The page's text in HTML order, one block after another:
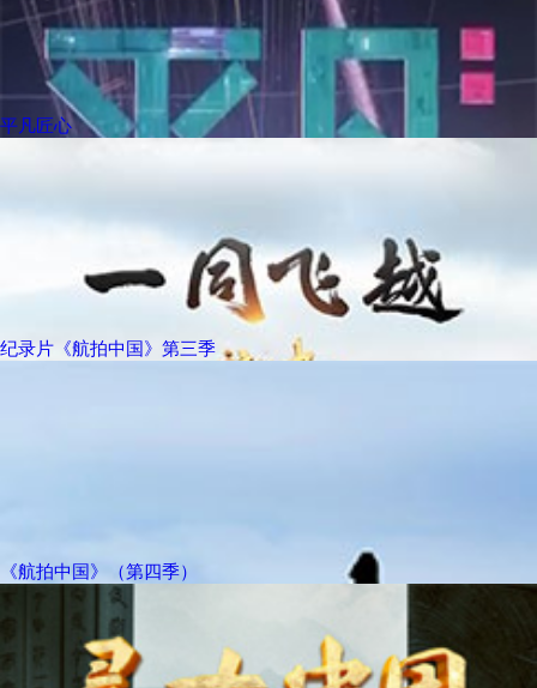
平凡匠心
纪录片《航拍中国》第三季
《航拍中国》（第四季）